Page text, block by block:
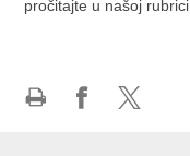
pročitajte u našoj rubrici